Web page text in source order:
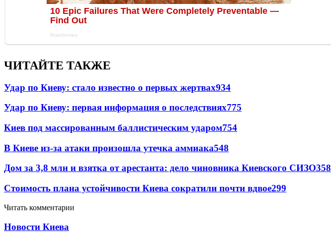
ЧИТАЙТЕ ТАКЖЕ
Удар по Киеву: стало известно о первых жертвах934
Удар по Киеву: первая информация о последствиях775
Киев под массированным баллистическим ударом754
В Киеве из-за атаки произошла утечка аммиака548
Дом за 3,8 млн и взятка от арестанта: дело чиновника Киевского СИЗО358
Стоимость плана устойчивости Киева сократили почти вдвое299
Читать комментарии
Новости Киева